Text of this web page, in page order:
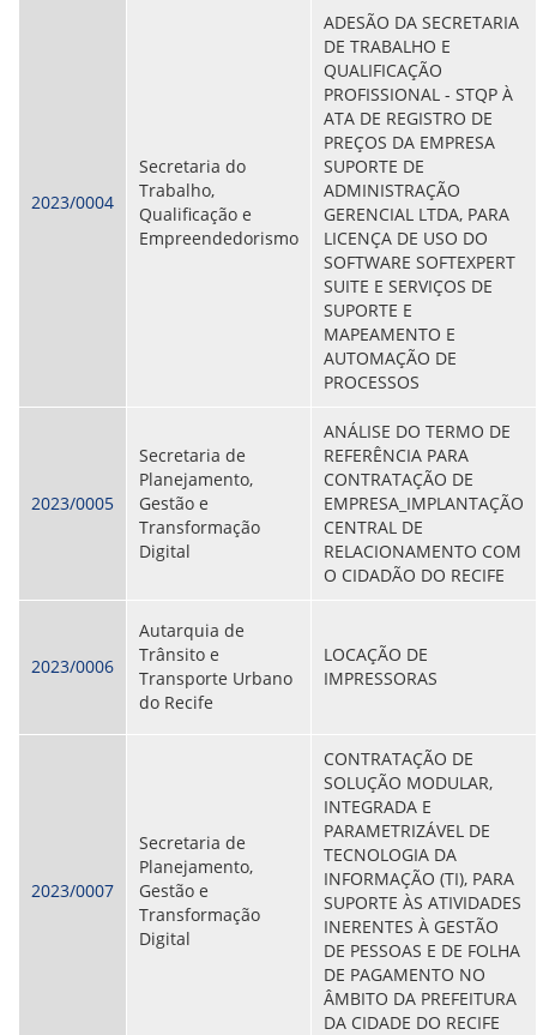
2023/0004
Secretaria do
Trabalho,
Qualificação e
Empreendedorismo
ADESÃO DA SECRETARIA
DE TRABALHO E
QUALIFICAÇÃO
PROFISSIONAL - STQP À
ATA DE REGISTRO DE
PREÇOS DA EMPRESA
SUPORTE DE
ADMINISTRAÇÃO
GERENCIAL LTDA, PARA
LICENÇA DE USO DO
SOFTWARE SOFTEXPERT
SUITE E SERVIÇOS DE
SUPORTE E
MAPEAMENTO E
AUTOMAÇÃO DE
PROCESSOS
2023/0005
Secretaria de
Planejamento,
Gestão e
Transformação
Digital
ANÁLISE DO TERMO DE
REFERÊNCIA PARA
CONTRATAÇÃO DE
EMPRESA_IMPLANTAÇÃO
CENTRAL DE
RELACIONAMENTO COM
O CIDADÃO DO RECIFE
2023/0006
Autarquia de
Trânsito e
Transporte Urbano
do Recife
LOCAÇÃO DE
IMPRESSORAS
2023/0007
Secretaria de
Planejamento,
Gestão e
Transformação
Digital
CONTRATAÇÃO DE
SOLUÇÃO MODULAR,
INTEGRADA E
PARAMETRIZÁVEL DE
TECNOLOGIA DA
INFORMAÇÃO (TI), PARA
SUPORTE ÀS ATIVIDADES
INERENTES À GESTÃO
DE PESSOAS E DE FOLHA
DE PAGAMENTO NO
ÂMBITO DA PREFEITURA
DA CIDADE DO RECIFE